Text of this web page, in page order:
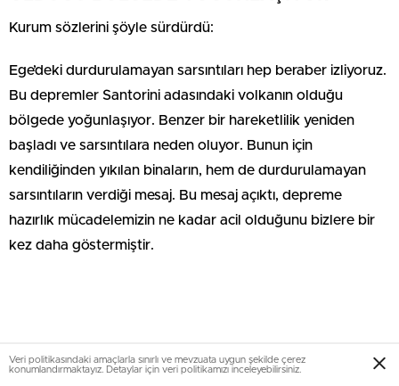
Kurum sözlerini şöyle sürdürdü:
Ege’deki durdurulamayan sarsıntıları hep beraber izliyoruz.
Bu depremler Santorini adasındaki volkanın olduğu
bölgede yoğunlaşıyor. Benzer bir hareketlilik yeniden
başladı ve sarsıntılara neden oluyor. Bunun için
kendiliğinden yıkılan binaların, hem de durdurulamayan
sarsıntıların verdiği mesaj. Bu mesaj açıktı, depreme
hazırlık mücadelemizin ne kadar acil olduğunu bizlere bir
kez daha göstermiştir.
Veri politikasındaki amaçlarla sınırlı ve mevzuata uygun şekilde çerez
konumlandırmaktayız. Detaylar için veri politikamızı inceleyebilirsiniz.